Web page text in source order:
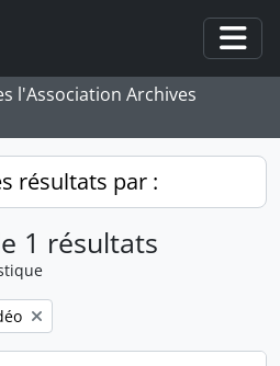
l'Association Archives
résultats par :
1 résultats
filter: